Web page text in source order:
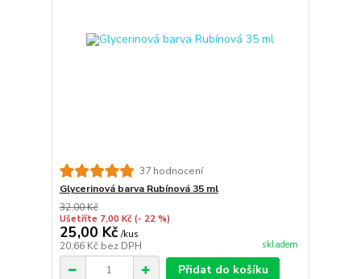
37 hodnocení
Glycerinová barva Rubínová 35 ml
32,00 Kč
Ušetříte 7,00 Kč (- 22 %)
25,00 Kč /kus
20,66 Kč bez DPH skladem
Přidat do košíku